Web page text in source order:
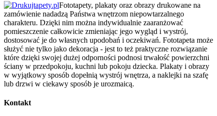
Fototapety, plakaty oraz obrazy drukowane na
zamówienie nadadzą Państwa wnętrzom niepowtarzalnego
charakteru. Dzięki nim można indywidualnie zaaranżować
pomieszczenie całkowicie zmieniając jego wygląd i wystrój,
dostosować je do własnych upodobań i oczekiwań. Fototapeta może
służyć nie tylko jako dekoracja - jest to też praktyczne rozwiązanie
które dzięki swojej dużej odporności podnosi trwałość powierzchni
ściany w przedpokoju, kuchni lub pokoju dziecka. Plakaty i obrazy
w wyjątkowy sposób dopełnią wystrój wnętrza, a naklejki na szafę
lub drzwi w ciekawy sposób je urozmaicą.
Kontakt